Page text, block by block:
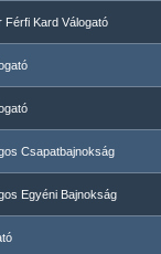
Férfi Kard Válogató
Csapatbajnokság
Egyéni Bajnokság